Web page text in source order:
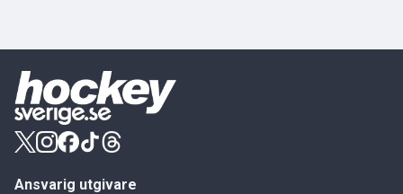
Ansvarig utgivare